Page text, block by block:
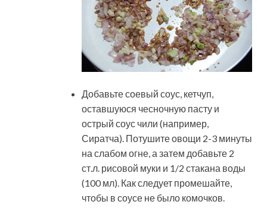
Добавьте соевый соус, кетчуп,
оставшуюся чесночную пасту и
острый соус чили (например,
Сиратча). Потушите овощи 2-3 минуты
на слабом огне, а затем добавьте 2
ст.л. рисовой муки и 1/2 стакана воды
(100 мл). Как следует промешайте,
чтобы в соусе не было комочков.